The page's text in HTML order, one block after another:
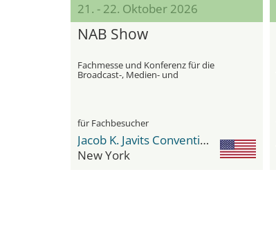
21. - 22. Oktober 2026
NAB Show
Fachmesse und Konferenz für die
Broadcast-, Medien- und
für Fachbesucher
Jacob K. Javits Convention Center
New York